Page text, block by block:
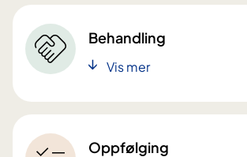
Behandling
Vis mer
Oppfølging